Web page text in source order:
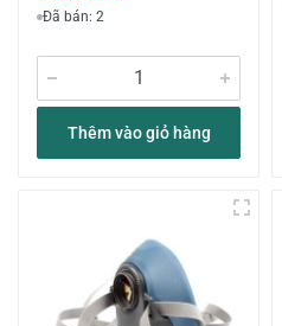
Đã bán: 2
Thêm vào giỏ hàng